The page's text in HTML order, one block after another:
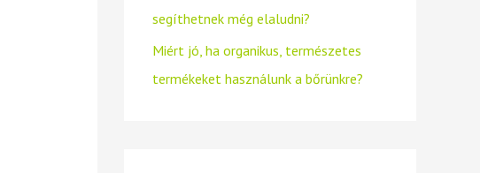
segíthetnek még elaludni?
Miért jó, ha organikus, természetes
termékeket használunk a bőrünkre?